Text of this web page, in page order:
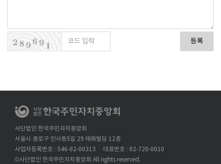
등록
사단법인 한국주민자치중앙회
서울시 종로구 인사동5길 29 태화빌딩 12층
사업자등록번호 : 546-82-00313
대표번호 : 02-720-0010
©사단법인 한국주민자치중앙회 All rights reserved.